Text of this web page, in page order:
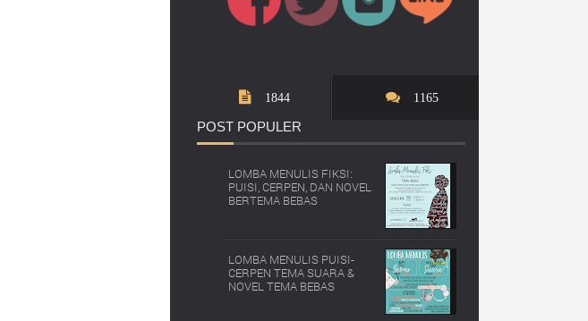
1844 1165
POST POPULER
LOMBA MENULIS FIKSI:
PUISI, CERPEN, DAN NOVEL
BERTEMA BEBAS
LOMBA MENULIS PUISI-
CERPEN TEMA SUARA &
NOVEL TEMA BEBAS